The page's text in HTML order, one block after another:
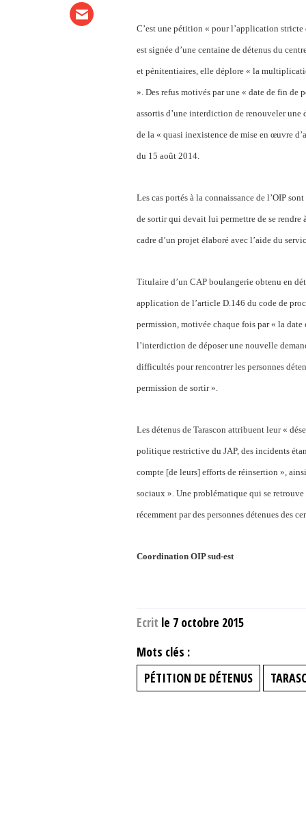
C’est une pétition « pour l’application stricte
est signée d’une centaine de détenus du
et pénitentiaires, elle déplore « la
». Des refus motivés par une « date de fin
assortis d’une interdiction de renouveler une
de la « quasi inexistence de mise en œuvre
du 15 août 2014.
Les cas portés à la connaissance de l’OIP
de sortir qui devait lui permettre de se rendre
cadre d’un projet élaboré avec l’aide du
Titulaire d’un CAP boulangerie obtenu en
application de l’article D.146 du code de
permission, motivée chaque fois par « la date
l’interdiction de déposer une nouvelle
difficultés pour rencontrer les personnes
permission de sortir ».
Les détenus de Tarascon attribuent leur «
politique restrictive du JAP, des incidents
compte [de leurs] efforts de réinsertion »,
sociaux ». Une problématique qui se retrouve
récemment par des personnes détenues des
Coordination OIP sud-est
Ecrit le 7 octobre 2015
Mots clés :
PÉTITION DE DÉTENUS